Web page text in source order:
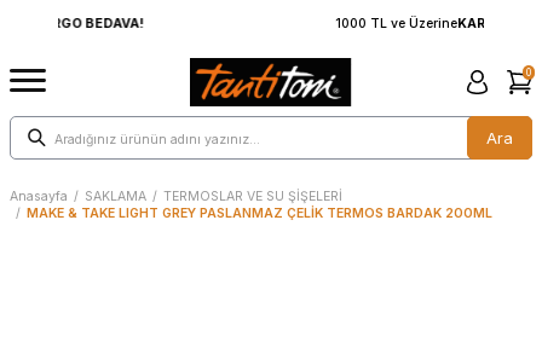
KARGO BEDAVA!
Ara
0
Anasayfa / SAKLAMA / TERMOSLAR VE SU ŞİŞELERİ
/ MAKE & TAKE LIGHT GREY PASLANMAZ ÇELİK TERMOS BARDAK 200ML